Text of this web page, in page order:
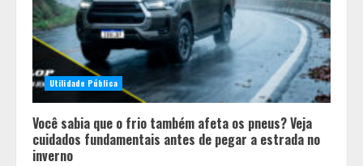
Utilidade Pública
Você sabia que o frio também afeta os pneus? Veja
cuidados fundamentais antes de pegar a estrada no
inverno